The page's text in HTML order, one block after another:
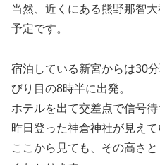
当然、近くにある熊野那智
予定です。
宿泊している新宮からは30
びり目の8時半に出発。
ホテルを出て交差点で信号
昨日登った神倉神社が見えて
ここから見ても、その高さ